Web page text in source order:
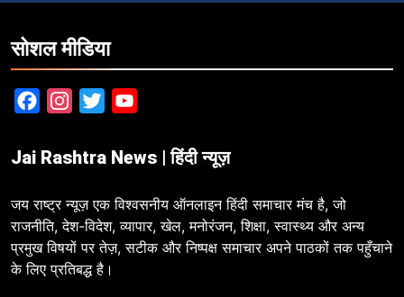
सोशल मीडिया
FacebookInstagram
Twitter
Jai Rashtra News | हिंदी न्यूज़
जय राष्ट्र न्यूज़ एक विश्वसनीय ऑनलाइन हिंदी समाचार मंच है, जो
राजनीति, देश-विदेश, व्यापार, खेल, मनोरंजन, शिक्षा, स्वास्थ्य और अन्य
प्रमुख विषयों पर तेज़, सटीक और निष्पक्ष समाचार अपने पाठकों तक पहुँचाने
के लिए प्रतिबद्ध है।